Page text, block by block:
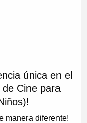
única en el
Cine para
manera diferente!